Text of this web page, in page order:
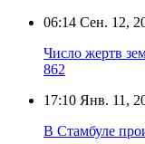
06:14 Сен. 12,
Число жертв
862
17:10 Янв. 11,
В Стамбуле